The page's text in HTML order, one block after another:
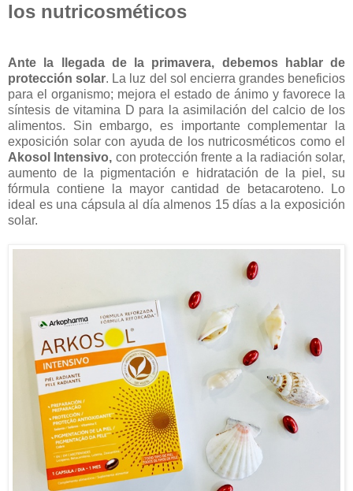
los nutricosméticos
Ante la llegada de la primavera, debemos hablar de
protección solar. La luz del sol encierra grandes beneficios
para el organismo; mejora el estado de ánimo y favorece la
síntesis de vitamina D para la asimilación del calcio de los
alimentos. Sin embargo, es importante complementar la
exposición solar con ayuda de los nutricosméticos como el
Akosol Intensivo, con protección frente a la radiación solar,
aumento de la pigmentación e hidratación de la piel, su
fórmula contiene la mayor cantidad de betacaroteno. Lo
ideal es una cápsula al día almenos 15 días a la exposición
solar.